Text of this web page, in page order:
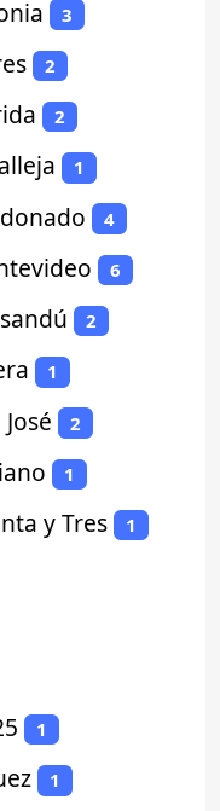
3
2
2
1
4
6
2
1
2
1
y Tres 1
1
1